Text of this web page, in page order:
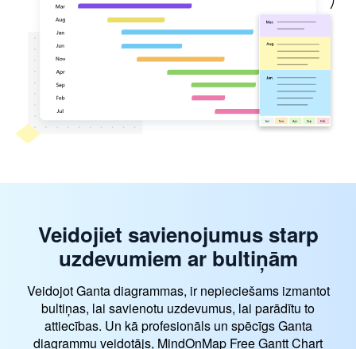
Veidojiet savienojumus starp
uzdevumiem ar bultiņām
Veidojot Ganta diagrammas, ir nepieciešams izmantot
bultiņas, lai savienotu uzdevumus, lai parādītu to
attiecības. Un kā profesionāls un spēcīgs Ganta
diagrammu veidotājs, MindOnMap Free Gantt Chart